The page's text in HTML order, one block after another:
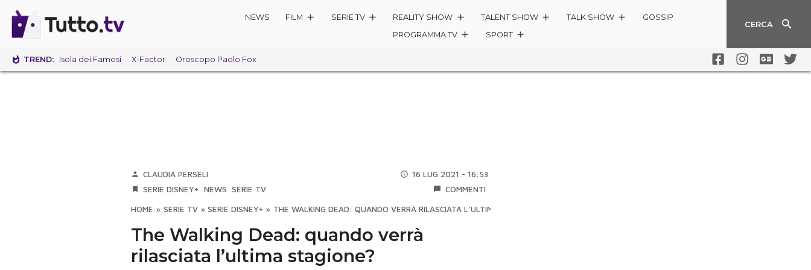
NEWS FILM SERIE TV REALITY SHOW TALENT SHOW TALK SHOW
GOSSIP
PROGRAMMA TV
SPORT
CERCA
TREND: Isola dei Famosi X-Factor Oroscopo Paolo Fox
CLAUDIA PERSELI
16 LUG 2021 - 16:53
SERIE DISNEY+
NEWS SERIE TV COMMENTI
HOME » SERIE TV » SERIE DISNEY+ » THE WALKING DEAD: QUANDO VERRÀ RILASCIATA L’ULTIMA STAGIONE?
The Walking Dead: quando verrà
rilasciata l’ultima stagione?